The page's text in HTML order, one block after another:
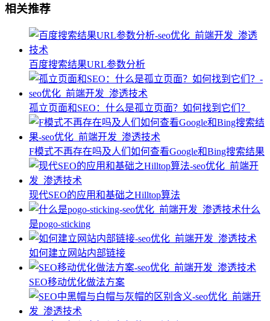
相关推荐
百度搜索结果URL参数分析
孤立页面和SEO：什么是孤立页面？如何找到它们？
F模式不再存在吗及人们如何查看Google和Bing搜索结果
现代SEO的应用和基础之Hilltop算法
什么
是pogo-sticking
如何建立网站内部链接
SEO移动优化做法方案